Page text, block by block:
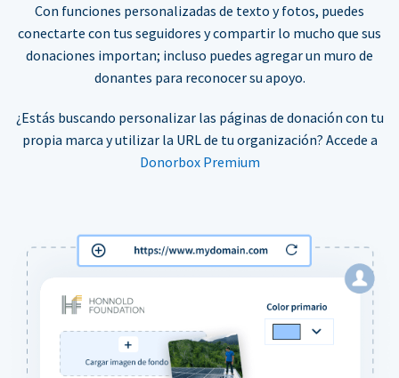
Con funciones personalizadas de texto y fotos, puedes
conectarte con tus seguidores y compartir lo mucho que sus
donaciones importan; incluso puedes agregar un muro de
donantes para reconocer su apoyo.
¿Estás buscando personalizar las páginas de donación con tu
propia marca y utilizar la URL de tu organización? Accede a
Donorbox Premium